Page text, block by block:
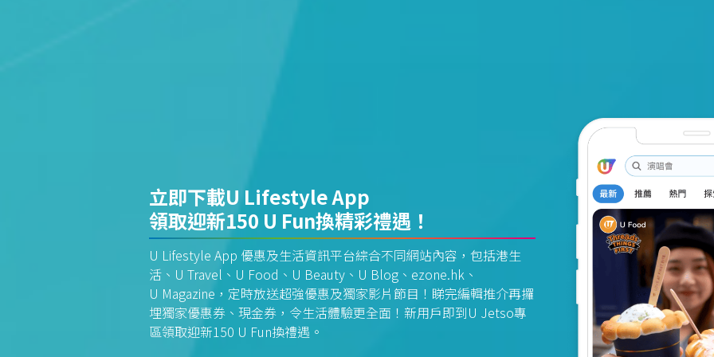
立即下載U Lifestyle App
領取迎新150 U Fun換精彩禮遇！
U Lifestyle App 優惠及生活資訊平台綜合不同網站內容，包括港生
活、U Travel、U Food、U Beauty、U Blog、ezone.hk、
U Magazine，定時放送超強優惠及獨家影片節目！睇完編輯推介再攞
埋獨家優惠券、現金券，令生活體驗更全面！新用戶即到U Jetso專
區領取迎新150 U Fun換禮遇。